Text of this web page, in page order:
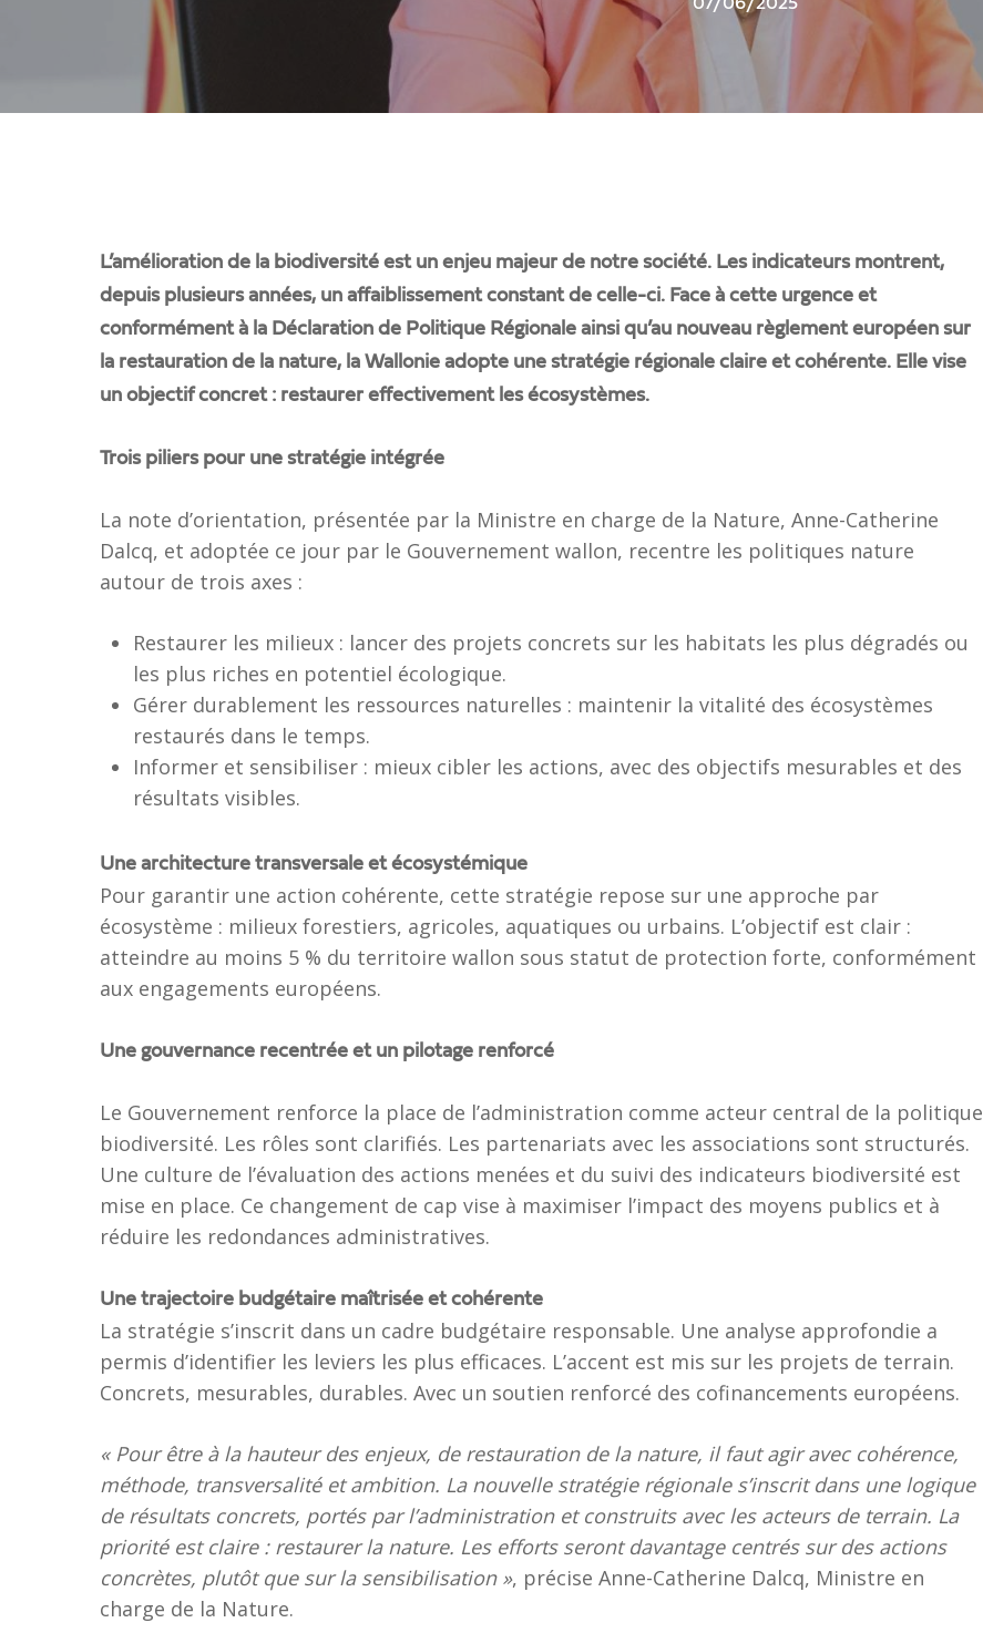
Taper ENTER pour rechercher ou ESC pour fermer
07/06/2025
L’amélioration de la biodiversité est un enjeu majeur de notre société. Les indicateurs montrent,
depuis plusieurs années, un affaiblissement constant de celle-ci. Face à cette urgence et
conformément à la Déclaration de Politique Régionale ainsi qu’au nouveau règlement européen sur
la restauration de la nature, la Wallonie adopte une stratégie régionale claire et cohérente. Elle vise
un objectif concret : restaurer effectivement les écosystèmes.
Trois piliers pour une stratégie intégrée
La note d’orientation, présentée par la Ministre en charge de la Nature, Anne-Catherine
Dalcq, et adoptée ce jour par le Gouvernement wallon, recentre les politiques nature
autour de trois axes :
Restaurer les milieux : lancer des projets concrets sur les habitats les plus dégradés ou
les plus riches en potentiel écologique.
Gérer durablement les ressources naturelles : maintenir la vitalité des écosystèmes
restaurés dans le temps.
Informer et sensibiliser : mieux cibler les actions, avec des objectifs mesurables et des
résultats visibles.
Une architecture transversale et écosystémique
Pour garantir une action cohérente, cette stratégie repose sur une approche par
écosystème : milieux forestiers, agricoles, aquatiques ou urbains. L’objectif est clair :
atteindre au moins 5 % du territoire wallon sous statut de protection forte, conformément
aux engagements européens.
Une gouvernance recentrée et un pilotage renforcé
Le Gouvernement renforce la place de l’administration comme acteur central de la politique
biodiversité. Les rôles sont clarifiés. Les partenariats avec les associations sont structurés.
Une culture de l’évaluation des actions menées et du suivi des indicateurs biodiversité est
mise en place. Ce changement de cap vise à maximiser l’impact des moyens publics et à
réduire les redondances administratives.
Une trajectoire budgétaire maîtrisée et cohérente
La stratégie s’inscrit dans un cadre budgétaire responsable. Une analyse approfondie a
permis d’identifier les leviers les plus efficaces. L’accent est mis sur les projets de terrain.
Concrets, mesurables, durables. Avec un soutien renforcé des cofinancements européens.
« Pour être à la hauteur des enjeux, de restauration de la nature, il faut agir avec cohérence,
méthode, transversalité et ambition. La nouvelle stratégie régionale s’inscrit dans une logique
de résultats concrets, portés par l’administration et construits avec les acteurs de terrain. La
priorité est claire : restaurer la nature. Les efforts seront davantage centrés sur des actions
concrètes, plutôt que sur la sensibilisation », précise Anne-Catherine Dalcq, Ministre en
charge de la Nature.